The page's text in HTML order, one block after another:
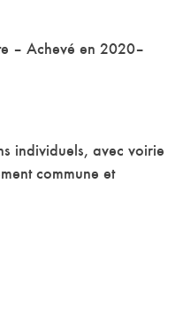
– Achevé en 2020–
individuels, avec voirie
commune et